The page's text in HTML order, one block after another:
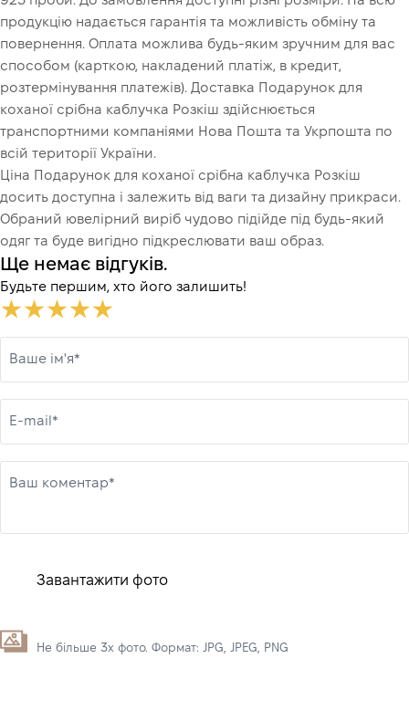
продукцію надається гарантія та можливість обміну та
повернення. Оплата можлива будь-яким зручним для вас
способом (карткою, накладений платіж, в кредит,
розтермінування платежів). Доставка Подарунок для
коханої срібна каблучка Розкіш здійснюється
транспортними компаніями Нова Пошта та Укрпошта по
всій території України.
Ціна Подарунок для коханої срібна каблучка Розкіш
досить доступна і залежить від ваги та дизайну прикраси.
Обраний ювелірний виріб чудово підійде під будь-який
одяг та буде вигідно підкреслювати ваш образ.
Ще немає відгуків.
Будьте першим, хто його залишить!
Ваше ім'я*
E-mail*
Ваш коментар*
Завантажити фото
Не більше 3х фото. Формат: JPG, JPEG, PNG